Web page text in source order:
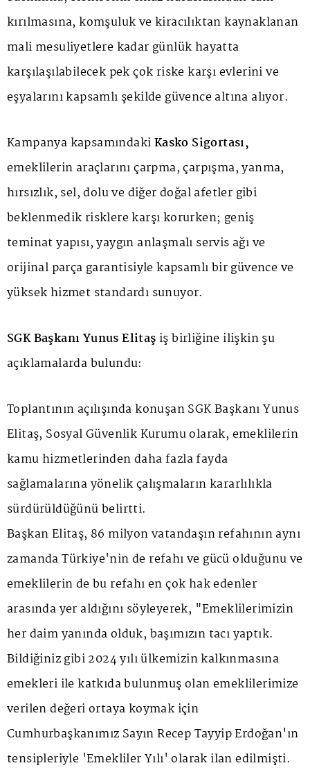
kırılmasına, komşuluk ve kiracılıktan kaynaklanan
mali mesuliyetlere kadar günlük hayatta
karşılaşılabilecek pek çok riske karşı evlerini ve
eşyalarını kapsamlı şekilde güvence altına alıyor.
Kampanya kapsamındakiKasko Sigortası,
emeklilerin araçlarını çarpma, çarpışma, yanma,
hırsızlık, sel, dolu ve diğer doğal afetler gibi
beklenmedik risklere karşı korurken; geniş
teminat yapısı, yaygın anlaşmalı servis ağı ve
orijinal parça garantisiyle kapsamlı bir güvence ve
yüksek hizmet standardı sunuyor.
SGK Başkanı Yunus Elitaş iş birliğine ilişkin şu
açıklamalarda bulundu:
Toplantının açılışında konuşan SGK Başkanı Yunus
Elitaş, Sosyal Güvenlik Kurumu olarak, emeklilerin
kamu hizmetlerinden daha fazla fayda
sağlamalarına yönelik çalışmaların kararlılıkla
sürdürüldüğünü belirtti.
Başkan Elitaş, 86 milyon vatandaşın refahının aynı
zamanda Türkiye'nin de refahı ve gücü olduğunu ve
emeklilerin de bu refahı en çok hak edenler
arasında yer aldığını söyleyerek, "Emeklilerimizin
her daim yanında olduk, başımızın tacı yaptık.
Bildiğiniz gibi 2024 yılı ülkemizin kalkınmasına
emekleri ile katkıda bulunmuş olan emeklilerimize
verilen değeri ortaya koymak için
Cumhurbaşkanımız Sayın Recep Tayyip Erdoğan'ın
tensipleriyle 'Emekliler Yılı' olarak ilan edilmişti.